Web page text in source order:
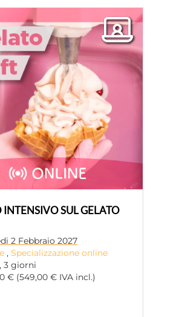
INTENSIVO SUL GELATO
2 Febbraio 2027
, Specializzazione online
3 giorni
€ (549,00 € IVA incl.)